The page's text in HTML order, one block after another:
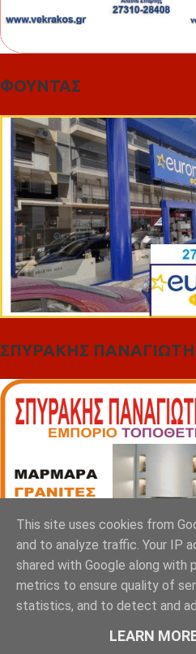
ΦΟΥΝΤΑΣ
ΣΠΥΡΑΚΗΣ
This site uses cookies from
and to analyze traffic. Your IP
shared with Google along with
metrics to ensure quality of
statistics, and to detect and
LEARN